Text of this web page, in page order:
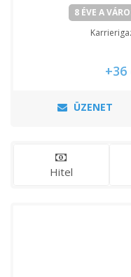
8 ÉVE A
+36
ÜZENET
Hitel